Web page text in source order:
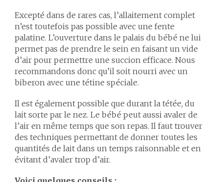
Excepté dans de rares cas, l’allaitement complet
n’est toutefois pas possible avec une fente
palatine. L’ouverture dans le palais du bébé ne lui
permet pas de prendre le sein en faisant un vide
d’air pour permettre une succion efficace. Nous
recommandons donc qu’il soit nourri avec un
biberon avec une tétine spéciale.
Il est également possible que durant la tétée, du
lait sorte par le nez. Le bébé peut aussi avaler de
l’air en même temps que son repas. Il faut trouver
des techniques permettant de donner toutes les
quantités de lait dans un temps raisonnable et en
évitant d’avaler trop d’air.